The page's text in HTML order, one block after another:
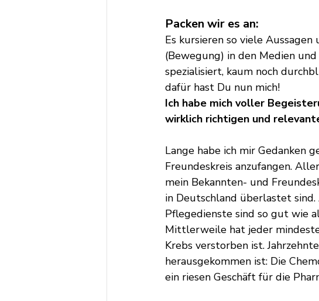
Packen wir es an:
Es kursieren so viele
(Bewegung) in den Medien
spezialisiert, kaum noch
dafür hast Du nun mich!
Ich habe mich voller
wirklich richtigen und
Lange habe ich mir Gedanken
Freundeskreis anzufangen.
mein Bekannten- und
in Deutschland überlastet
Pflegedienste sind so gut wie
Mittlerweile hat jeder
Krebs verstorben ist.
herausgekommen ist: Die
ein riesen Geschäft für die